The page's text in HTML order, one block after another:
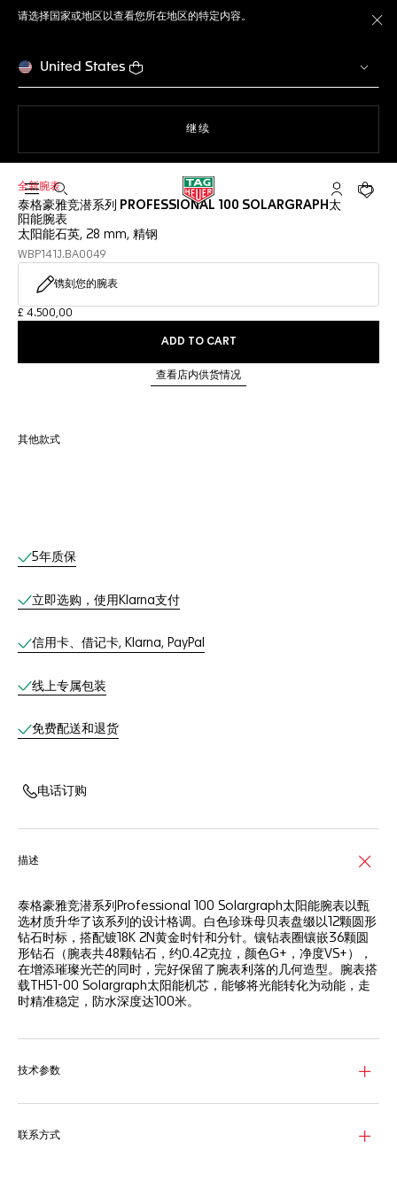
请选择国家或地区以查看您所在地区的特定内容。
United States
继续
打开搜索 My TAG您的
全新腕表
泰格豪雅竞潜系列 PROFESSIONAL 100 SOLARGRAPH太
阳能腕表
太阳能石英, 28 mm, 精钢
WBP141J.BA0049
镌刻您的腕表
£ 4.500,00
ADD TO CART
查看店内供货情况
其他款式
线上服务
5年质保
立即选购，使用Klarna支付
信用卡、借记卡, Klarna, PayPal
线上专属包装
免费配送和退货
电话订购
描述
泰格豪雅竞潜系列Professional 100 Solargraph太阳能腕表以甄
选材质升华了该系列的设计格调。白色珍珠母贝表盘缀以12颗圆形
钻石时标，搭配镀18K 2N黄金时针和分针。镶钻表圈镶嵌36颗圆
形钻石（腕表共48颗钻石，约0.42克拉，颜色G+，净度VS+），
在增添璀璨光芒的同时，完好保留了腕表利落的几何造型。腕表搭
载TH51-00 Solargraph太阳能机芯，能够将光能转化为动能，走
时精准稳定，防水深度达100米。
技术参数
联系方式